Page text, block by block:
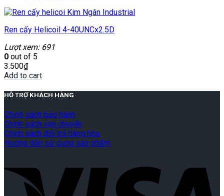
Ren cấy Helicoil 4-40UNCx2.5D
Lượt xem: 691
0 out of 5
3.500₫
Add to cart
HỖ TRỢ KHÁCH HÀNG
Chính sách bảo hành
Chính sách vận chuyển
Chính sách đổi trả hàng hóa
Hướng dẫn sử dụng sản phẩm